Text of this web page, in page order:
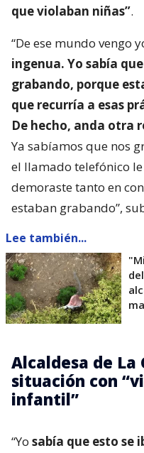
que violaban niñas”.
“De ese mundo vengo
ingenua. Yo sabía
grabando, porque
que recurría a esas
De hecho, anda otra
Ya sabíamos que nos
el llamado telefónico le
demoraste tanto en
estaban grabando”,
Lee también...
Alcaldesa de La
situación con
infantil”
“Yo sabía que esto se